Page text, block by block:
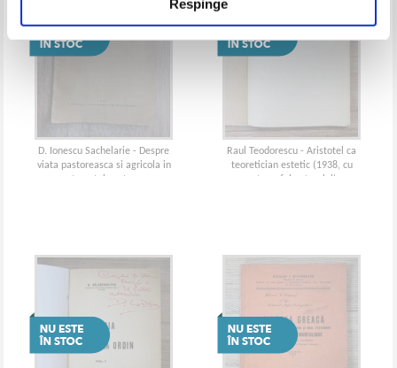
Respinge
D. Ionescu Sachelarie - Despre
viata pastoreasca si agricola in
trecutul nostru
Raul Teodorescu - Aristotel ca
teoretician estetic (1938, cu
autograful autorului)